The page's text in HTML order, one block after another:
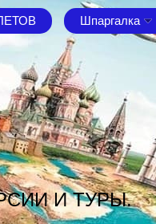
Шпаргалка
И ТУРЫ.